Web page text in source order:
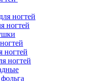
ногтей
ногтей
ногтей
ногтей